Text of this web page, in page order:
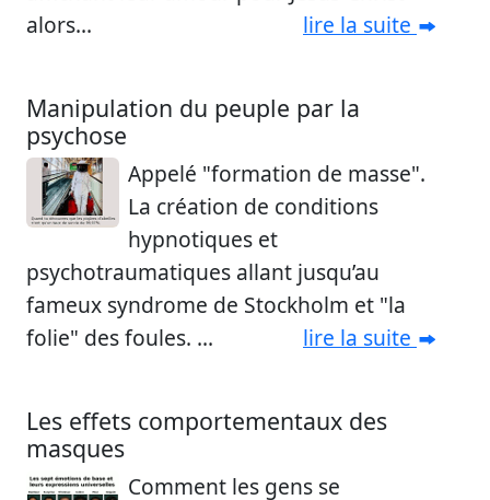
alors...
lire la suite
Manipulation du peuple par la
psychose
Appelé "formation de masse".
La création de conditions
hypnotiques et
psychotraumatiques allant jusqu’au
fameux syndrome de Stockholm et "la
folie" des foules. ...
lire la suite
Les effets comportementaux des
masques
Comment les gens se